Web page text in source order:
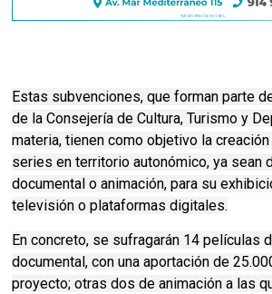
Estas subvenciones, que forman parte
de la Consejería de Cultura, Turismo y
materia, tienen como objetivo la
series en territorio autonómico, ya sean
documental o animación, para su
televisión o plataformas digitales.
En concreto, se sufragarán 14 películas
documental, con una aportación de
proyecto; otras dos de animación a las